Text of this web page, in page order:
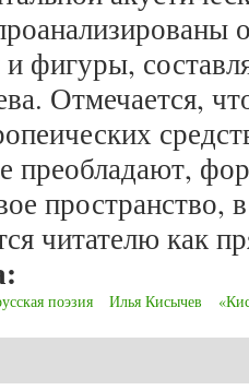
и фигуры,
Отмечается,
преобладают,
читателю как
поэзия Илья Кисычев